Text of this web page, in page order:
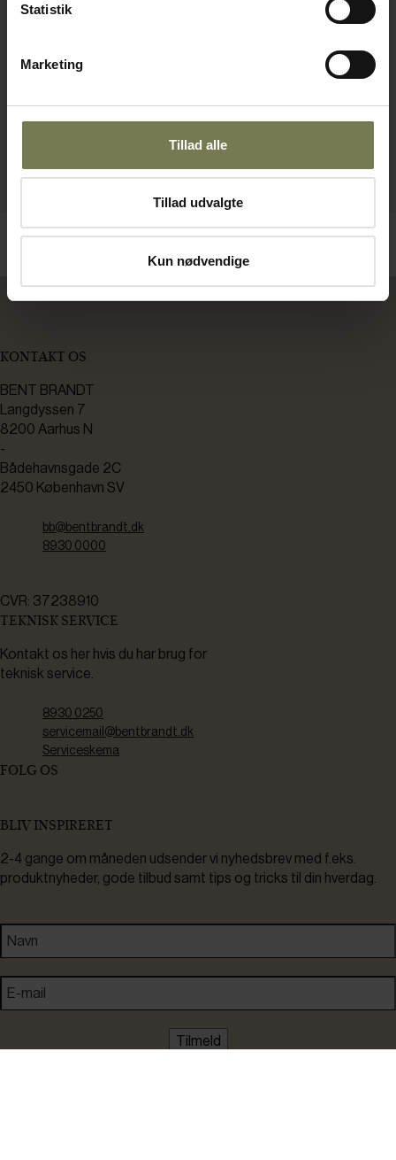
Statistik
Marketing
Tillad alle
Tillad udvalgte
Kun nødvendige
KONTAKT OS
BENT BRANDT
Langdyssen 7
8200 Aarhus N
-
Bådehavnsgade 2C
2450 København SV
bb@bentbrandt.dk
8930 0000
CVR: 37238910
TEKNISK SERVICE
Kontakt os her hvis du har brug for
teknisk service.
8930 0250
servicemail@bentbrandt.dk
Serviceskema
FØLG OS
BLIV INSPIRERET
2-4 gange om måneden udsender vi nyhedsbrev med f.eks.
produktnyheder, gode tilbud samt tips og tricks til din hverdag.
Tilmeld